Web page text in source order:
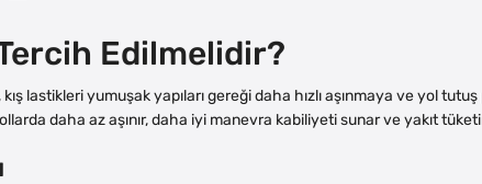
Edilmelidir?
kış lastikleri yumuşak yapıları gereği daha hızlı aşınmaya ve yol
daha az aşınır, daha iyi manevra kabiliyeti sunar ve yakıt